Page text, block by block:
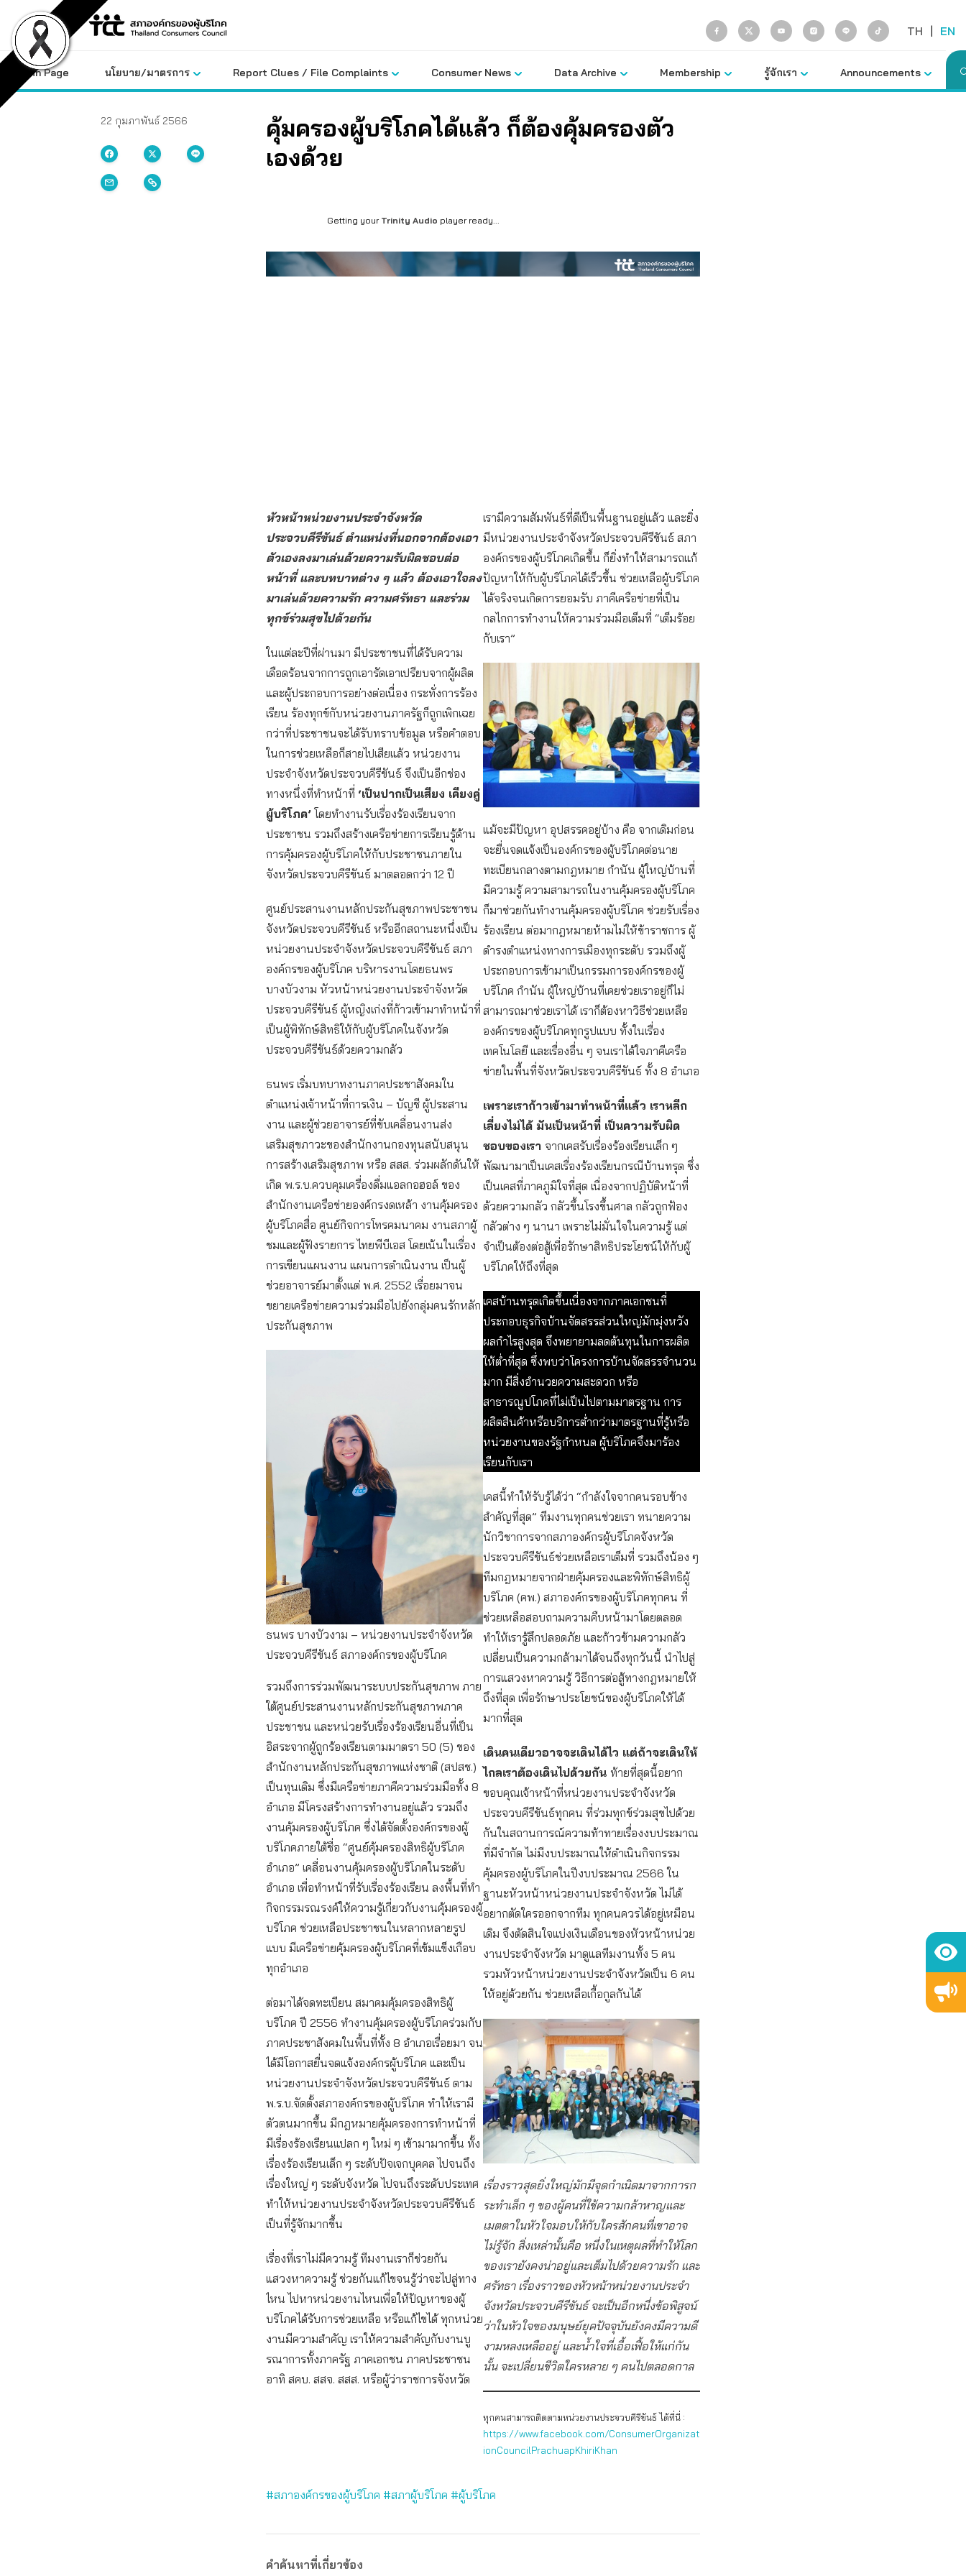
content
TH | EN
Main Page นโยบาย/มาตรการ Report Clues / File Complaints Consumer News Data Archive Membership รู้จักเรา Announcements
22 กุมภาพันธ์ 2566
คุ้มครองผู้บริโภคได้แล้ว ก็ต้องคุ้มครองตัว
เองด้วย
Getting your Trinity Audio player ready...
หัวหน้าหน่วยงานประจำจังหวัด
ประจวบคีรีขันธ์ ตำแหน่งที่นอกจากต้องเอา
ตัวเองลงมาเล่นด้วยความรับผิดชอบต่อ
หน้าที่ และบทบาทต่าง ๆ แล้ว ต้องเอาใจลง
มาเล่นด้วยความรัก ความศรัทธา และร่วม
ทุกข์ร่วมสุขไปด้วยกัน
ในแต่ละปีที่ผ่านมา มีประชาชนที่ได้รับความ
เดือดร้อนจากการถูกเอารัดเอาเปรียบจากผู้ผลิต
และผู้ประกอบการอย่างต่อเนื่อง กระทั่งการร้อง
เรียน ร้องทุกข์กับหน่วยงานภาครัฐก็ถูกเพิกเฉย
กว่าที่ประชาชนจะได้รับทราบข้อมูล หรือคำตอบ
ในการช่วยเหลือก็สายไปเสียแล้ว หน่วยงาน
ประจำจังหวัดประจวบคีรีขันธ์ จึงเป็นอีกช่อง
ทางหนึ่งที่ทำหน้าที่ ‘เป็นปากเป็นเสียง เคียงคู่
ผู้บริโภค’ โดยทำงานรับเรื่องร้องเรียนจาก
ประชาชน รวมถึงสร้างเครือข่ายการเรียนรู้ด้าน
การคุ้มครองผู้บริโภคให้กับประชาชนภายใน
จังหวัดประจวบคีรีขันธ์ มาตลอดกว่า 12 ปี
ศูนย์ประสานงานหลักประกันสุขภาพประชาชน
จังหวัดประจวบคีรีขันธ์ หรืออีกสถานะหนึ่งเป็น
หน่วยงานประจำจังหวัดประจวบคีรีขันธ์ สภา
องค์กรของผู้บริโภค บริหารงานโดยธนพร
บางบัวงาม หัวหน้าหน่วยงานประจำจังหวัด
ประจวบคีรีขันธ์ ผู้หญิงเก่งที่ก้าวเข้ามาทำหน้าที่
เป็นผู้พิทักษ์สิทธิให้กับผู้บริโภคในจังหวัด
ประจวบคีรีขันธ์ด้วยความกลัว
ธนพร เริ่มบทบาทงานภาคประชาสังคมใน
ตำแหน่งเจ้าหน้าที่การเงิน – บัญชี ผู้ประสาน
งาน และผู้ช่วยอาจารย์ที่ขับเคลื่อนงานส่ง
เสริมสุขภาวะของสำนักงานกองทุนสนับสนุน
การสร้างเสริมสุขภาพ หรือ สสส. ร่วมผลักดันให้
เกิด พ.ร.บ.ควบคุมเครื่องดื่มแอลกอฮอล์ ของ
สำนักงานเครือข่ายองค์กรงดเหล้า งานคุ้มครอง
ผู้บริโภคสื่อ ศูนย์กิจการโทรคมนาคม งานสภาผู้
ชมและผู้ฟังรายการ ไทยพีบีเอส โดยเน้นในเรื่อง
การเขียนแผนงาน แผนการดำเนินงาน เป็นผู้
ช่วยอาจารย์มาตั้งแต่ พ.ศ. 2552 เรื่อยมาจน
ขยายเครือข่ายความร่วมมือไปยังกลุ่มคนรักหลัก
ประกันสุขภาพ
ธนพร บางบัวงาม – หน่วยงานประจำจังหวัด
ประจวบคีรีขันธ์ สภาองค์กรของผู้บริโภค
รวมถึงการร่วมพัฒนาระบบประกันสุขภาพ ภาย
ใต้ศูนย์ประสานงานหลักประกันสุขภาพภาค
ประชาชน และหน่วยรับเรื่องร้องเรียนอื่นที่เป็น
อิสระจากผู้ถูกร้องเรียนตามมาตรา 50 (5) ของ
สำนักงานหลักประกันสุขภาพแห่งชาติ (สปสช.)
เป็นทุนเดิม ซึ่งมีเครือข่ายภาคีความร่วมมือทั้ง 8
อำเภอ มีโครงสร้างการทำงานอยู่แล้ว รวมถึง
งานคุ้มครองผู้บริโภค ซึ่งได้จัดตั้งองค์กรของผู้
บริโภคภายใต้ชื่อ “ศูนย์คุ้มครองสิทธิผู้บริโภค
อำเภอ” เคลื่อนงานคุ้มครองผู้บริโภคในระดับ
อำเภอ เพื่อทำหน้าที่รับเรื่องร้องเรียน ลงพื้นที่ทำ
กิจกรรมรณรงค์ให้ความรู้เกี่ยวกับงานคุ้มครองผู้
บริโภค ช่วยเหลือประชาชนในหลากหลายรูป
แบบ มีเครือข่ายคุ้มครองผู้บริโภคที่เข้มแข็งเกือบ
ทุกอำเภอ
ต่อมาได้จดทะเบียน สมาคมคุ้มครองสิทธิผู้
บริโภค ปี 2556 ทำงานคุ้มครองผู้บริโภคร่วมกับ
ภาคประชาสังคมในพื้นที่ทั้ง 8 อำเภอเรื่อยมา จน
ได้มีโอกาสยื่นจดแจ้งองค์กรผู้บริโภค และเป็น
หน่วยงานประจำจังหวัดประจวบคีรีขันธ์ ตาม
พ.ร.บ.จัดตั้งสภาองค์กรของผู้บริโภค ทำให้เรามี
ตัวตนมากขึ้น มีกฎหมายคุ้มครองการทำหน้าที่
มีเรื่องร้องเรียนแปลก ๆ ใหม่ ๆ เข้ามามากขึ้น ทั้ง
เรื่องร้องเรียนเล็ก ๆ ระดับปัจเจกบุคคล ไปจนถึง
เรื่องใหญ่ ๆ ระดับจังหวัด ไปจนถึงระดับประเทศ
ทำให้หน่วยงานประจำจังหวัดประจวบคีรีขันธ์
เป็นที่รู้จักมากขึ้น
เรื่องที่เราไม่มีความรู้ ทีมงานเราก็ช่วยกัน
แสวงหาความรู้ ช่วยกันแก้ไขจนรู้ว่าจะไปลู่ทาง
ไหน ไปหาหน่วยงานไหนเพื่อให้ปัญหาของผู้
บริโภคได้รับการช่วยเหลือ หรือแก้ไขได้ ทุกหน่วย
งานมีความสำคัญ เราให้ความสำคัญกับงานบู
รณาการทั้งภาครัฐ ภาคเอกชน ภาคประชาชน
อาทิ สคบ. สสจ. สสส. หรือผู้ว่าราชการจังหวัด
เรามีความสัมพันธ์ที่ดีเป็นพื้นฐานอยู่แล้ว และยิ่ง
มีหน่วยงานประจำจังหวัดประจวบคีรีขันธ์ สภา
องค์กรของผู้บริโภคเกิดขึ้น ก็ยิ่งทำให้สามารถแก้
ปัญหาให้กับผู้บริโภคได้เร็วขึ้น ช่วยเหลือผู้บริโภค
ได้จริงจนเกิดการยอมรับ ภาคีเครือข่ายที่เป็น
กลไกการทำงานให้ความร่วมมือเต็มที่ “เต็มร้อย
กับเรา”
แม้จะมีปัญหา อุปสรรคอยู่บ้าง คือ จากเดิมก่อน
จะยื่นจดแจ้งเป็นองค์กรของผู้บริโภคต่อนาย
ทะเบียนกลางตามกฎหมาย กำนัน ผู้ใหญ่บ้านที่
มีความรู้ ความสามารถในงานคุ้มครองผู้บริโภค
ก็มาช่วยกันทำงานคุ้มครองผู้บริโภค ช่วยรับเรื่อง
ร้องเรียน ต่อมากฎหมายห้ามไม่ให้ข้าราชการ ผู้
ดำรงตำแหน่งทางการเมืองทุกระดับ รวมถึงผู้
ประกอบการเข้ามาเป็นกรรมการองค์กรของผู้
บริโภค กำนัน ผู้ใหญ่บ้านที่เคยช่วยเราอยู่ก็ไม่
สามารถมาช่วยเราได้ เราก็ต้องหาวิธีช่วยเหลือ
องค์กรของผู้บริโภคทุกรูปแบบ ทั้งในเรื่อง
เทคโนโลยี และเรื่องอื่น ๆ จนเราได้ใจภาคีเครือ
ข่ายในพื้นที่จังหวัดประจวบคีรีขันธ์ ทั้ง 8 อำเภอ
เพราะเราก้าวเข้ามาทำหน้าที่แล้ว เราหลีก
เลี่ยงไม่ได้ มันเป็นหน้าที่ เป็นความรับผิด
ชอบของเรา จากเคสรับเรื่องร้องเรียนเล็ก ๆ
พัฒนามาเป็นเคสเรื่องร้องเรียนกรณีบ้านทรุด ซึ่ง
เป็นเคสที่ภาคภูมิใจที่สุด เนื่องจากปฏิบัติหน้าที่
ด้วยความกลัว กลัวขึ้นโรงขึ้นศาล กลัวถูกฟ้อง
กลัวต่าง ๆ นานา เพราะไม่มั่นใจในความรู้ แต่
จำเป็นต้องต่อสู้เพื่อรักษาสิทธิประโยชน์ให้กับผู้
บริโภคให้ถึงที่สุด
เคสบ้านทรุดเกิดขึ้นเนื่องจากภาคเอกชนที่
ประกอบธุรกิจบ้านจัดสรรส่วนใหญ่มักมุ่งหวัง
ผลกำไรสูงสุด จึงพยายามลดต้นทุนในการผลิต
ให้ต่ำที่สุด ซึ่งพบว่าโครงการบ้านจัดสรรจำนวน
มาก มีสิ่งอำนวยความสะดวก หรือ
สาธารณูปโภคที่ไม่เป็นไปตามมาตรฐาน การ
ผลิตสินค้าหรือบริการต่ำกว่ามาตรฐานที่รู้หรือ
หน่วยงานของรัฐกำหนด ผู้บริโภคจึงมาร้อง
เรียนกับเรา
เคสนี้ทำให้รับรู้ได้ว่า “กำลังใจจากคนรอบข้าง
สำคัญที่สุด” ทีมงานทุกคนช่วยเรา ทนายความ
นักวิชาการจากสภาองค์กรผู้บริโภคจังหวัด
ประจวบคีรีขันธ์ช่วยเหลือเราเต็มที่ รวมถึงน้อง ๆ
ทีมกฎหมายจากฝ่ายคุ้มครองและพิทักษ์สิทธิผู้
บริโภค (คพ.) สภาองค์กรของผู้บริโภคทุกคน ที่
ช่วยเหลือสอบถามความคืบหน้ามาโดยตลอด
ทำให้เรารู้สึกปลอดภัย และก้าวข้ามความกลัว
เปลี่ยนเป็นความกล้ามาได้จนถึงทุกวันนี้ นำไปสู่
การแสวงหาความรู้ วิธีการต่อสู้ทางกฎหมายให้
ถึงที่สุด เพื่อรักษาประโยชน์ของผู้บริโภคให้ได้
มากที่สุด
เดินคนเดียวอาจจะเดินได้ไว แต่ถ้าจะเดินให้
ไกลเราต้องเดินไปด้วยกัน ท้ายที่สุดนี้อยาก
ขอบคุณเจ้าหน้าที่หน่วยงานประจำจังหวัด
ประจวบคีรีขันธ์ทุกคน ที่ร่วมทุกข์ร่วมสุขไปด้วย
กันในสถานการณ์ความท้าทายเรื่องงบประมาณ
ที่มีจำกัด ไม่มีงบประมาณให้ดำเนินกิจกรรม
คุ้มครองผู้บริโภคในปีงบประมาณ 2566 ใน
ฐานะหัวหน้าหน่วยงานประจำจังหวัด ไม่ได้
อยากตัดใครออกจากทีม ทุกคนควรได้อยู่เหมือน
เดิม จึงตัดสินใจแบ่งเงินเดือนของหัวหน้าหน่วย
งานประจำจังหวัด มาดูแลทีมงานทั้ง 5 คน
รวมหัวหน้าหน่วยงานประจำจังหวัดเป็น 6 คน
ให้อยู่ด้วยกัน ช่วยเหลือเกื้อกูลกันได้
เรื่องราวสุดยิ่งใหญ่มักมีจุดกำเนิดมาจากการก
ระทำเล็ก ๆ ของผู้คนที่ใช้ความกล้าหาญและ
เมตตาในหัวใจมอบให้กับใครสักคนที่เขาอาจ
ไม่รู้จัก สิ่งเหล่านั้นคือ หนึ่งในเหตุผลที่ทำให้โลก
ของเรายังคงน่าอยู่และเต็มไปด้วยความรัก และ
ศรัทธา เรื่องราวของหัวหน้าหน่วยงานประจำ
จังหวัดประจวบคีรีขันธ์ จะเป็นอีกหนึ่งข้อพิสูจน์
ว่าในหัวใจของมนุษย์ยุคปัจจุบันยังคงมีความดี
งามหลงเหลืออยู่ และน้ำใจที่เอื้อเฟื้อให้แก่กัน
นั้น จะเปลี่ยนชีวิตใครหลาย ๆ คนไปตลอดกาล
ทุกคนสามารถติดตามหน่วยงานประจวบคีรีขันธ์ ได้ที่นี่ :
https://www.facebook.com/ConsumerOrganizat
ionCouncilPrachuapKhiriKhan
#สภาองค์กรของผู้บริโภค #สภาผู้บริโภค #ผู้บริโภค
คำค้นหาที่เกี่ยวข้อง